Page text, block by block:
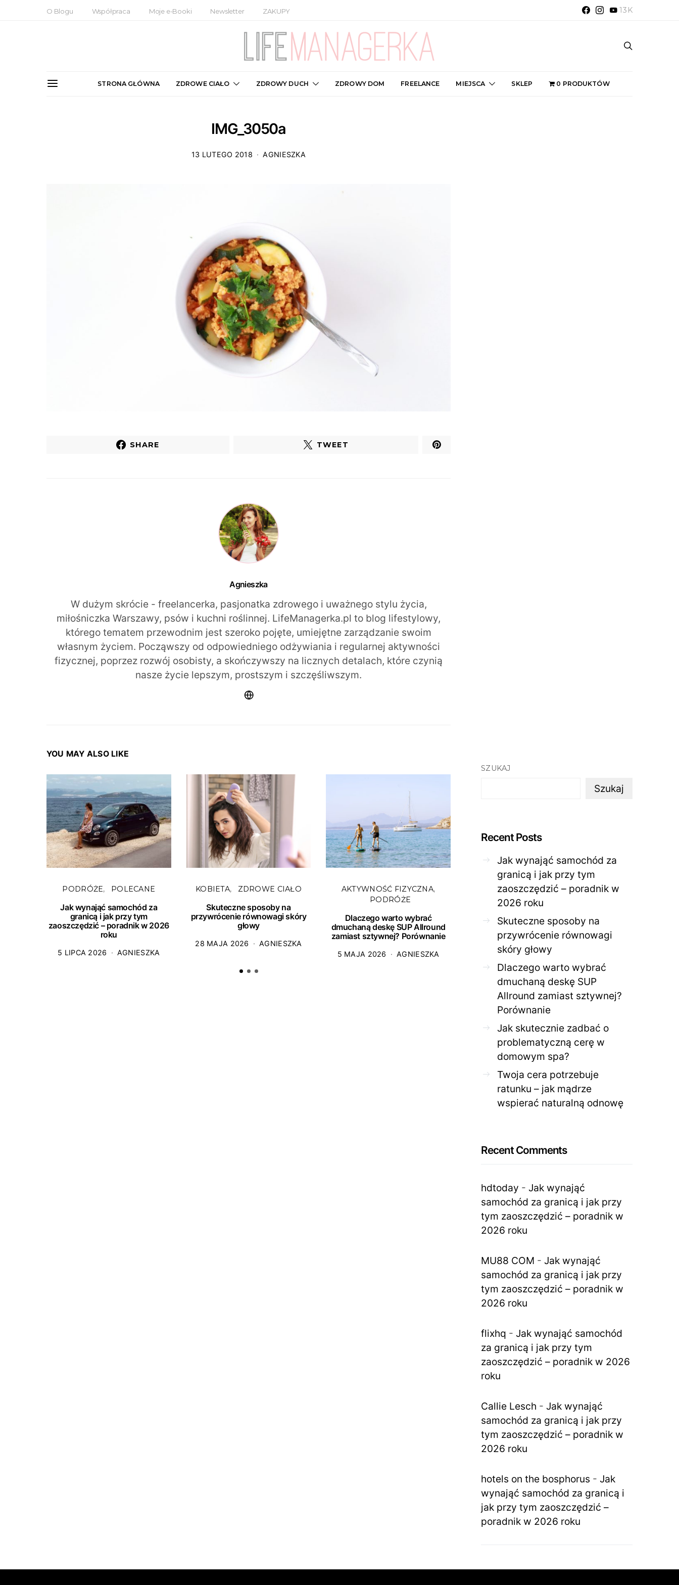
O Blogu Współpraca Moje e-Booki Newsletter ZAKUPY 13K
STRONA GŁÓWNA ZDROWE CIAŁO ZDROWY DUCH ZDROWY DOM FREELANCE MIEJSCA SKLEP 0 PRODUKTÓW
IMG_3050a
13 LUTEGO 2018 AGNIESZKA
SHARE TWEET
Agnieszka
W dużym skrócie - freelancerka, pasjonatka zdrowego i uważnego stylu życia,
miłośniczka Warszawy, psów i kuchni roślinnej. LifeManagerka.pl to blog lifestylowy,
którego tematem przewodnim jest szeroko pojęte, umiejętne zarządzanie swoim
własnym życiem. Począwszy od odpowiedniego odżywiania i regularnej aktywności
fizycznej, poprzez rozwój osobisty, a skończywszy na licznych detalach, które czynią
nasze życie lepszym, prostszym i szczęśliwszym.
YOU MAY ALSO LIKE
PODRÓŻE POLECANE
Jak wynająć samochód za
granicą i jak przy tym
zaoszczędzić – poradnik w 2026
roku
5 LIPCA 2026 AGNIESZKA
KOBIETA ZDROWE CIAŁO
Skuteczne sposoby na
przywrócenie równowagi skóry
głowy
28 MAJA 2026 AGNIESZKA
AKTYWNOŚĆ FIZYCZNA
PODRÓŻE
Dlaczego warto wybrać
dmuchaną deskę SUP Allround
zamiast sztywnej? Porównanie
5 MAJA 2026 AGNIESZKA
ZDROWE CIAŁO
Jak skutecznie zadbać o
problematyczną cerę w
domowym spa?
28 KWIETNIA 2026 27 KWIETNIA 2026
SZUKAJ
Szukaj
Recent Posts
Jak wynająć samochód za
granicą i jak przy tym
zaoszczędzić – poradnik w
2026 roku
Skuteczne sposoby na
przywrócenie równowagi
skóry głowy
Dlaczego warto wybrać
dmuchaną deskę SUP
Allround zamiast sztywnej?
Porównanie
Jak skutecznie zadbać o
problematyczną cerę w
domowym spa?
Twoja cera potrzebuje
ratunku – jak mądrze
wspierać naturalną odnowę
Recent Comments
hdtoday - Jak wynająć
samochód za granicą i jak przy
tym zaoszczędzić – poradnik w
2026 roku
MU88 COM - Jak wynająć
samochód za granicą i jak przy
tym zaoszczędzić – poradnik w
2026 roku
flixhq - Jak wynająć samochód
za granicą i jak przy tym
zaoszczędzić – poradnik w 2026
roku
Callie Lesch - Jak wynająć
samochód za granicą i jak przy
tym zaoszczędzić – poradnik w
2026 roku
hotels on the bosphorus - Jak
wynająć samochód za granicą i
jak przy tym zaoszczędzić –
poradnik w 2026 roku